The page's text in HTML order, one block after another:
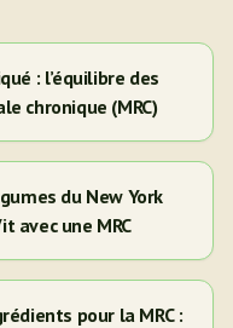
: l’équilibre des
chronique (MRC)
du New York
avec une MRC
pour la MRC :